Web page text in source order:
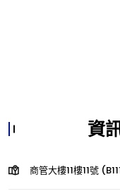
資
商管大樓11樓11號